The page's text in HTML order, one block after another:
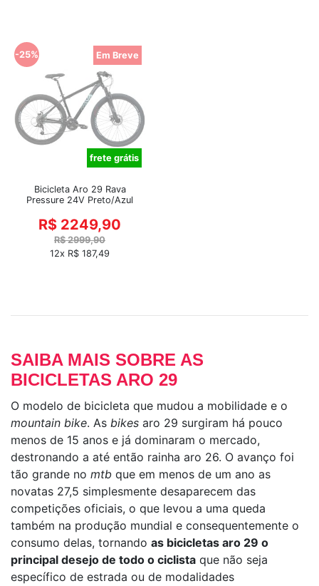
-25% Em Breve
frete grátis
Bicicleta Aro 29 Rava
Pressure 24V Preto/Azul
R$ 2249,90
R$ 2999,90
12x R$ 187,49
SAIBA MAIS SOBRE AS
BICICLETAS ARO 29
O modelo de bicicleta que mudou a mobilidade e o
mountain bike. As bikes aro 29 surgiram há pouco
menos de 15 anos e já dominaram o mercado,
destronando a até então rainha aro 26. O avanço foi
tão grande no mtb que em menos de um ano as
novatas 27,5 simplesmente desaparecem das
competições oficiais, o que levou a uma queda
também na produção mundial e consequentemente o
consumo delas, tornando as bicicletas aro 29 o
principal desejo de todo o ciclista que não seja
específico de estrada ou de modalidades